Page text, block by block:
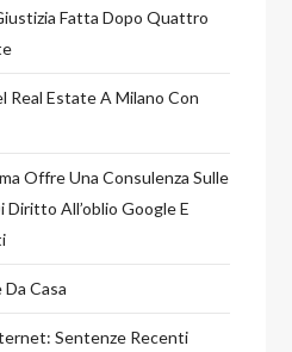
Fatta Dopo Quattro
Real Estate A Milano Con
Offre Una Consulenza Sulle
All’oblio Google E
Casa
Sentenze Recenti